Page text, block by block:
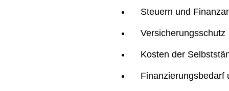
Steuern und
Versicherungsschutz
Kosten der
Finanzierungsbedarf